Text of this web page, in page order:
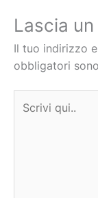
Lascia
Il tuo indirizzo
obbligatori
qui..